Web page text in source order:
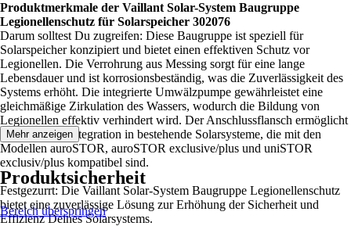
Produktmerkmale der Vaillant Solar-System Baugruppe
Legionellenschutz für Solarspeicher 302076
Darum solltest Du zugreifen: Diese Baugruppe ist speziell für
Solarspeicher konzipiert und bietet einen effektiven Schutz vor
Legionellen. Die Verrohrung aus Messing sorgt für eine lange
Lebensdauer und ist korrosionsbeständig, was die Zuverlässigkeit des
Systems erhöht. Die integrierte Umwälzpumpe gewährleistet eine
gleichmäßige Zirkulation des Wassers, wodurch die Bildung von
Legionellen effektiv verhindert wird. Der Anschlussflansch ermöglicht
eine einfache Integration in bestehende Solarsysteme, die mit den
Modellen auroSTOR, auroSTOR exclusive/plus und uniSTOR
exclusiv/plus kompatibel sind.
Festgezurrt: Die Vaillant Solar-System Baugruppe Legionellenschutz
bietet eine zuverlässige Lösung zur Erhöhung der Sicherheit und
Effizienz Deines Solarsystems.
Mehr anzeigen
Produktsicherheit
Bereich überspringen